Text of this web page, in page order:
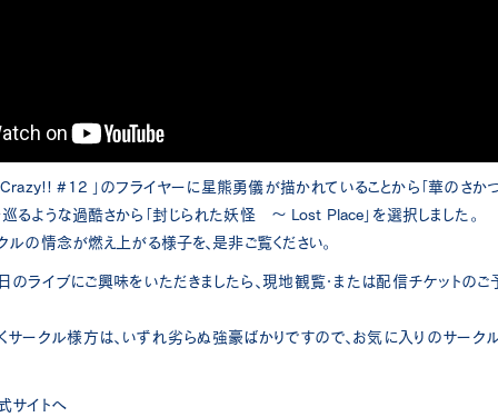
#12 」のフライヤーに星熊勇儀が描かれていることから「華のさかづ
るような過酷さから「封じられた妖怪 ～ Lost Place」を選択しました。
の情念が燃え上がる様子を、是非ご覧ください。
のライブにご興味をいただきましたら、現地観覧・または配信チケットの
サークル様方は、いずれ劣らぬ強豪ばかりですので、お気に入りのサークル
サイトへ